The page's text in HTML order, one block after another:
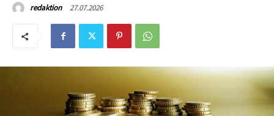
redaktion 27.07.2026